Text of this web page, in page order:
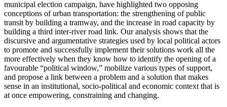
municipal election campaign, have highlighted two opposing
conceptions of urban transportation: the strengthening of public
transit by building a tramway, and the increase in road capacity by
building a third inter-river road link. Our analysis shows that the
discursive and argumentative strategies used by local political actors
to promote and successfully implement their solutions work all the
more effectively when they know how to identify the opening of a
favourable “political window,” mobilize various types of support,
and propose a link between a problem and a solution that makes
sense in an institutional, socio-political and economic context that is
at once empowering, constraining and changing.